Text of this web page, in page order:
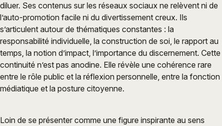
diluer. Ses contenus sur les réseaux sociaux ne relèvent ni de
l’auto-promotion facile ni du divertissement creux. Ils
s’articulent autour de thématiques constantes : la
responsabilité individuelle, la construction de soi, le rapport au
temps, la notion d’impact, l’importance du discernement. Cette
continuité n’est pas anodine. Elle révèle une cohérence rare
entre le rôle public et la réflexion personnelle, entre la fonction
médiatique et la posture citoyenne.
Loin de se présenter comme une figure inspirante au sens